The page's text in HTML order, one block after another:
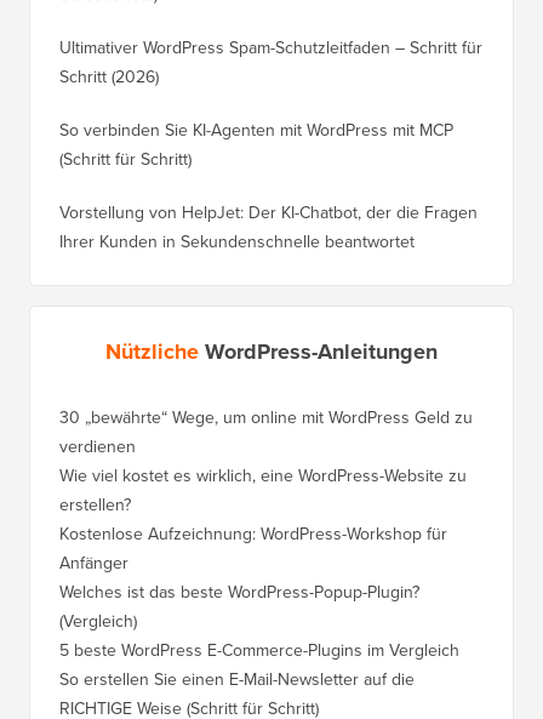
Ultimativer WordPress Spam-Schutzleitfaden – Schritt für
Schritt (2026)
So verbinden Sie KI-Agenten mit WordPress mit MCP
(Schritt für Schritt)
Vorstellung von HelpJet: Der KI-Chatbot, der die Fragen
Ihrer Kunden in Sekundenschnelle beantwortet
NützlicheWordPress-Anleitungen
30 „bewährte“ Wege, um online mit WordPress Geld zu
verdienen
Wie viel kostet es wirklich, eine WordPress-Website zu
erstellen?
Kostenlose Aufzeichnung: WordPress-Workshop für
Anfänger
Welches ist das beste WordPress-Popup-Plugin?
(Vergleich)